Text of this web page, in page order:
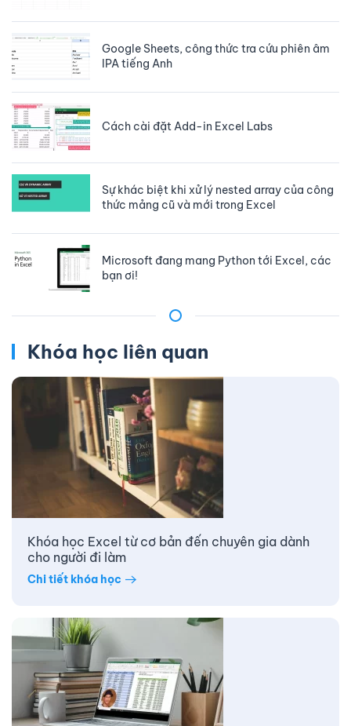
Google Sheets, công thức tra cứu phiên âm
IPA tiếng Anh
Cách cài đặt Add-in Excel Labs
Sự khác biệt khi xử lý nested array của công
thức mảng cũ và mới trong Excel
Microsoft đang mang Python tới Excel, các
bạn ơi!
Khóa học liên quan
Khóa học Excel từ cơ bản đến chuyên gia dành
cho người đi làm
Chi tiết khóa học